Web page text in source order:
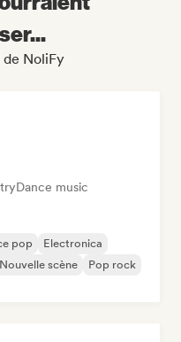
NoliFy
Dance music
pop
Electronica
Nouvelle scène
Pop rock